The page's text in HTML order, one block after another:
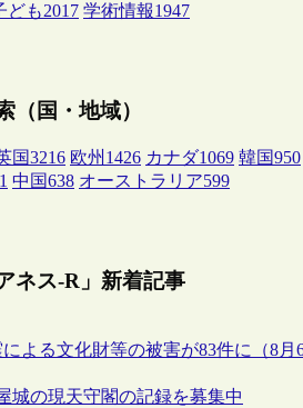
ども2017 学術情報1947
（国・地域）
国3216 欧州 1426 カナダ1069 韓国950
中国638 オーストラリア599
ネス-R」新着記事
よる文化財等の被害が83件に（8月
城の現天守閣の記録を募集中